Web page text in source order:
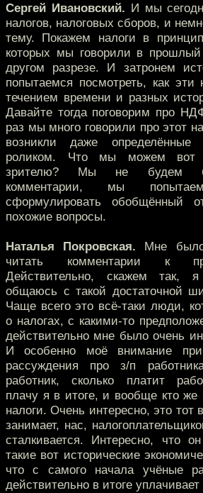
Сергей Ивановский. И мы
налогов, налоговых сборов, и
тему. Покажем налоги в
которых мы говорили в
другом разрезе. И затронем
попытаемся посмотреть, как эти
течением времени и разных
Давайте тогда поговорим про
раз мы много говорили про этот
возникли даже определённые
роликом. Что мы можем вот
зрителю? Мы не будем
комментарии, мы
сформулировать обобщённый
похожие вопросы.
Наталья Покровская. Мне было
читать комментарии к
Действительно, скажем так,
общаюсь с такой достаточной
Чаще всего это всё-таки люди,
о налогах, с какими-то
действительно мне было очень
И особенно моё внимание
рассуждения про з/п
работник, сколько платит
плачу я в итоге, и вообще кто же
налоги. Очень интересно, это тот
занимает, нас,
сталкивается. Интересно, что
такие вот исторические
что с самого начала учёные
действительно в итоге